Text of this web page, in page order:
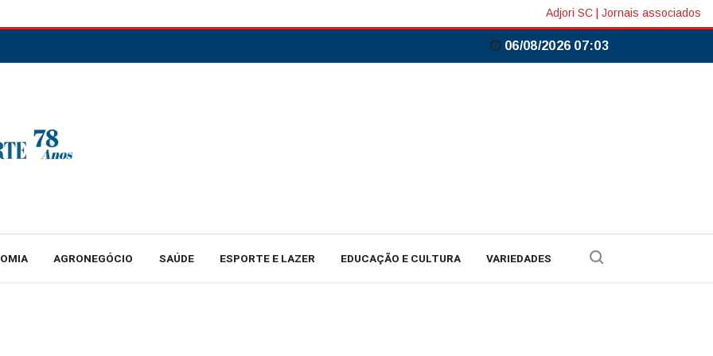
Adjori SC Jornais associados
06/08/2026 07:03
AGRONEGÓCIO SAÚDE ESPORTE E LAZER EDUCAÇÃO E CULTURA VARIEDADES